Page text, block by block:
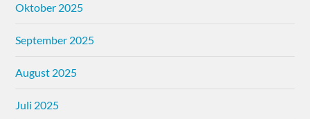
Oktober 2025
September 2025
August 2025
Juli 2025